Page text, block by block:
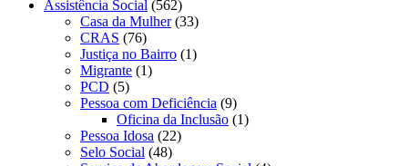
Assistência Social (562)
Casa da Mulher(33)
CRAS (76)
Justiça no Bairro (1)
Migrante (1)
PCD (5)
Pessoa com Deficiência (9)
Oficina da Inclusão (1)
Pessoa Idosa (22)
Selo Social (48)